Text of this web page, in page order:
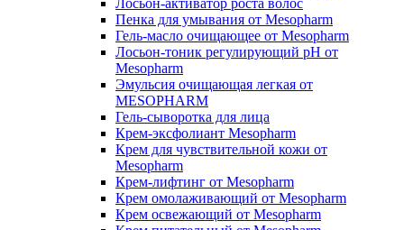
Лосьон-активатор роста волос
Пенка для умывания от Mesopharm
Гель-масло очищающее от Mesopharm
Лосьон-тоник регулирующий рН от
Mesopharm
Эмульсия очищающая легкая от
MESOPHARM
Гель-сыворотка для лица
Крем-эксфолиант Mesopharm
Крем для чувствительной кожи от
Mesopharm
Крем-лифтинг от Mesopharm
Крем омолаживающий от Mesopharm
Крем освежающий от Mesopharm